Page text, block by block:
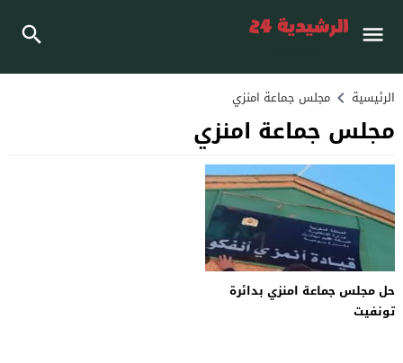
الرئيسية مجلس جماعة امنزي
مجلس جماعة امنزي
حل مجلس جماعة امنزي بدائرة
تونفيت